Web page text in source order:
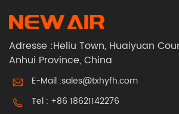
Adresse :Heliu Town, Huaiyuan
Anhui Province, China
E-Mail :sales@txhyfh.com
Tel : +86 18621142276